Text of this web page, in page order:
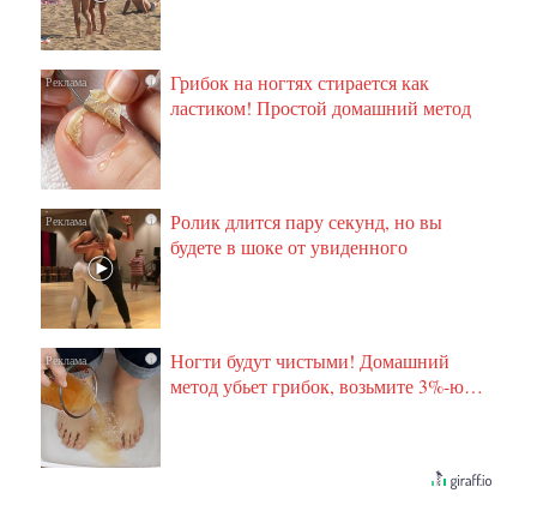
i
Грибок на ногтях стирается как
ластиком! Простой домашний метод
i
Ролик длится пару секунд, но вы
будете в шоке от увиденного
i
Ногти будут чистыми! Домашний
метод убьет грибок, возьмите 3%-ю…